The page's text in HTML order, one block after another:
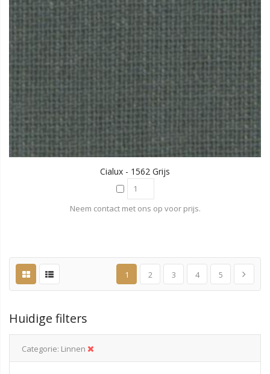
Cialux - 1562 Grijs
Neem contact met ons op voor prijs.
1 2 3 4 5
Huidige filters
Categorie Linnen